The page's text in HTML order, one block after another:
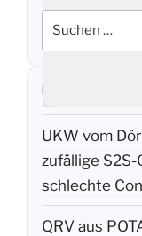
Suchen
nach:
NEUESTE
UKW vom
zufällige
schlechte
QRV aus